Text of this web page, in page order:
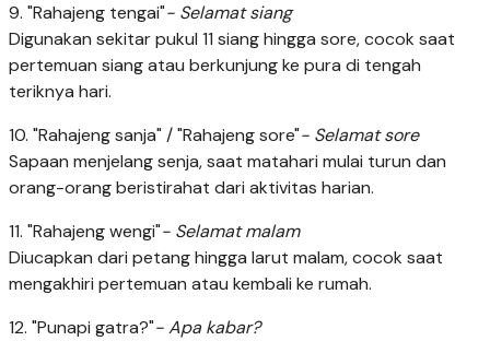
9. "Rahajeng tengai"- Selamat siang
Digunakan sekitar pukul 11 siang hingga sore, cocok saat
pertemuan siang atau berkunjung ke pura di tengah
teriknya hari.
10. "Rahajeng sanja" / "Rahajeng sore"- Selamat sore
Sapaan menjelang senja, saat matahari mulai turun dan
orang-orang beristirahat dari aktivitas harian.
11. "Rahajeng wengi"- Selamat malam
Diucapkan dari petang hingga larut malam, cocok saat
mengakhiri pertemuan atau kembali ke rumah.
12. "Punapi gatra?"- Apa kabar?